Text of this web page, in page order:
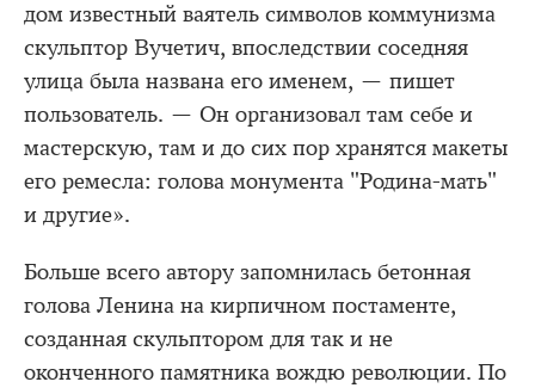
дом известный ваятель символов коммунизма
скульптор Вучетич, впоследствии соседняя
улица была названа его именем, — пишет
пользователь. — Он организовал там себе и
мастерскую, там и до сих пор хранятся макеты
его ремесла: голова монумента "Родина-мать"
и другие».
Больше всего автору запомнилась бетонная
голова Ленина на кирпичном постаменте,
созданная скульптором для так и не
оконченного памятника вождю революции. По